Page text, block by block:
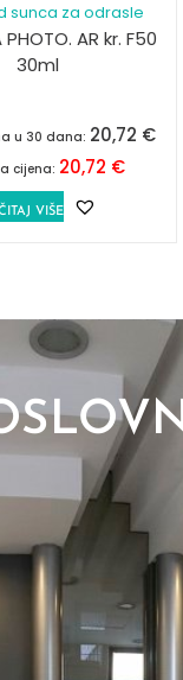
sunca za odrasle
PHOTO. AR kr. F50
30ml
u 30 dana: 20,72 €
cijena: 20,72 €
VIŠE